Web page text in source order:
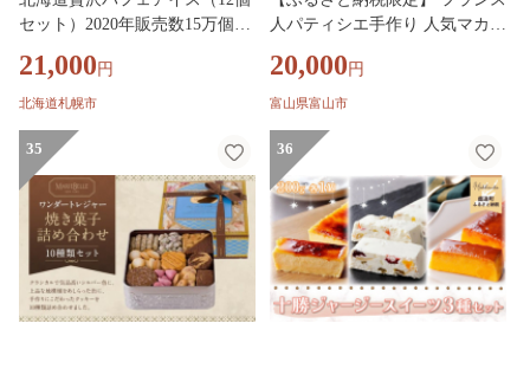
セット）2020年販売数15万個
道 スイーツ スイーツ お取り寄
せ グルメ ギフト 贈答品 マンゴ
キャラメル バニラ カシス チー
ズ ショコラ チョコ ミント 札幌
21,000 円
北海道札幌市
人パティシエ手作り 人気マカロ
２個 | ムッシュー・ジー ムッシ
ュージー ムッシュ ジー まかろ
ト フランス菓子 まかろん 菓子
おかし お菓子 手作り 焼菓子 ス
イーツ デザート 高級 人気 おす
すめ 送料無料 セット
20,000 円
富山県富山市
35 36